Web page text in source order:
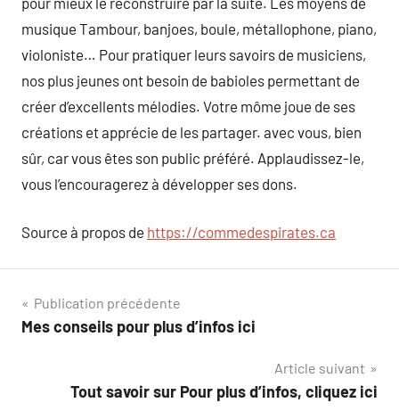
musique Tambour, banjoes, boule, métallophone, piano,
violoniste… Pour pratiquer leurs savoirs de musiciens,
nos plus jeunes ont besoin de babioles permettant de
créer d’excellents mélodies. Votre môme joue de ses
créations et apprécie de les partager. avec vous, bien
sûr, car vous êtes son public préféré. Applaudissez-le,
vous l’encouragerez à développer ses dons.
Source à propos de https://commedespirates.ca
Navigation
de
Publication précédente
Mes conseils pour plus d’infos ici
Article suivant
Tout savoir sur Pour plus d’infos, cliquez ici